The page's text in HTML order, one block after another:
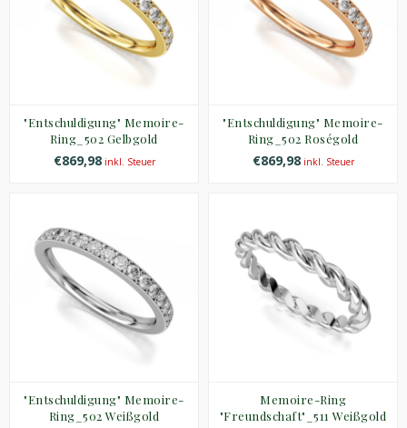
"Entschuldigung" Memoire-
Ring_502 Gelbgold
€869,98inkl. Steuer
"Entschuldigung" Memoire-
Ring_502 Roségold
€869,98inkl. Steuer
"Entschuldigung" Memoire-
Ring_502 Weißgold
Memoire-Ring
"Freundschaft"_511 Weißgold